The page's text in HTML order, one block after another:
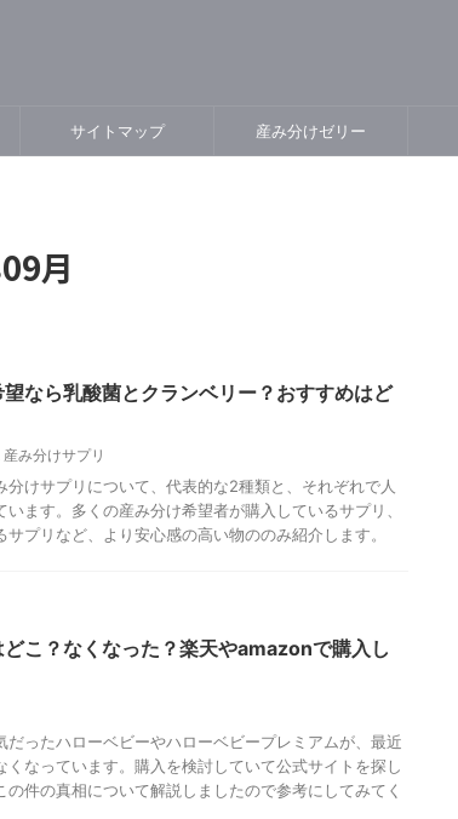
サイトマップ 産み分けゼリー
月
なら乳酸菌とクランベリー？おすすめはど
産み分けサプリ
けサプリについて、代表的な2種類と、それぞれで人
ます。多くの産み分け希望者が購入しているサプリ、
プリなど、より安心感の高い物ののみ紹介します。
こ？なくなった？楽天やamazonで購入し
ったハローベビーやハローベビープレミアムが、最近
なっています。購入を検討していて公式サイトを探し
件の真相について解説しましたので参考にしてみてく